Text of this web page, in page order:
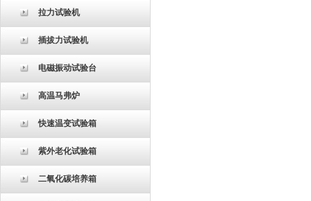
拉力试验机
插拔力试验机
电磁振动试验台
高温马弗炉
快速温变试验箱
紫外老化试验箱
二氧化碳培养箱